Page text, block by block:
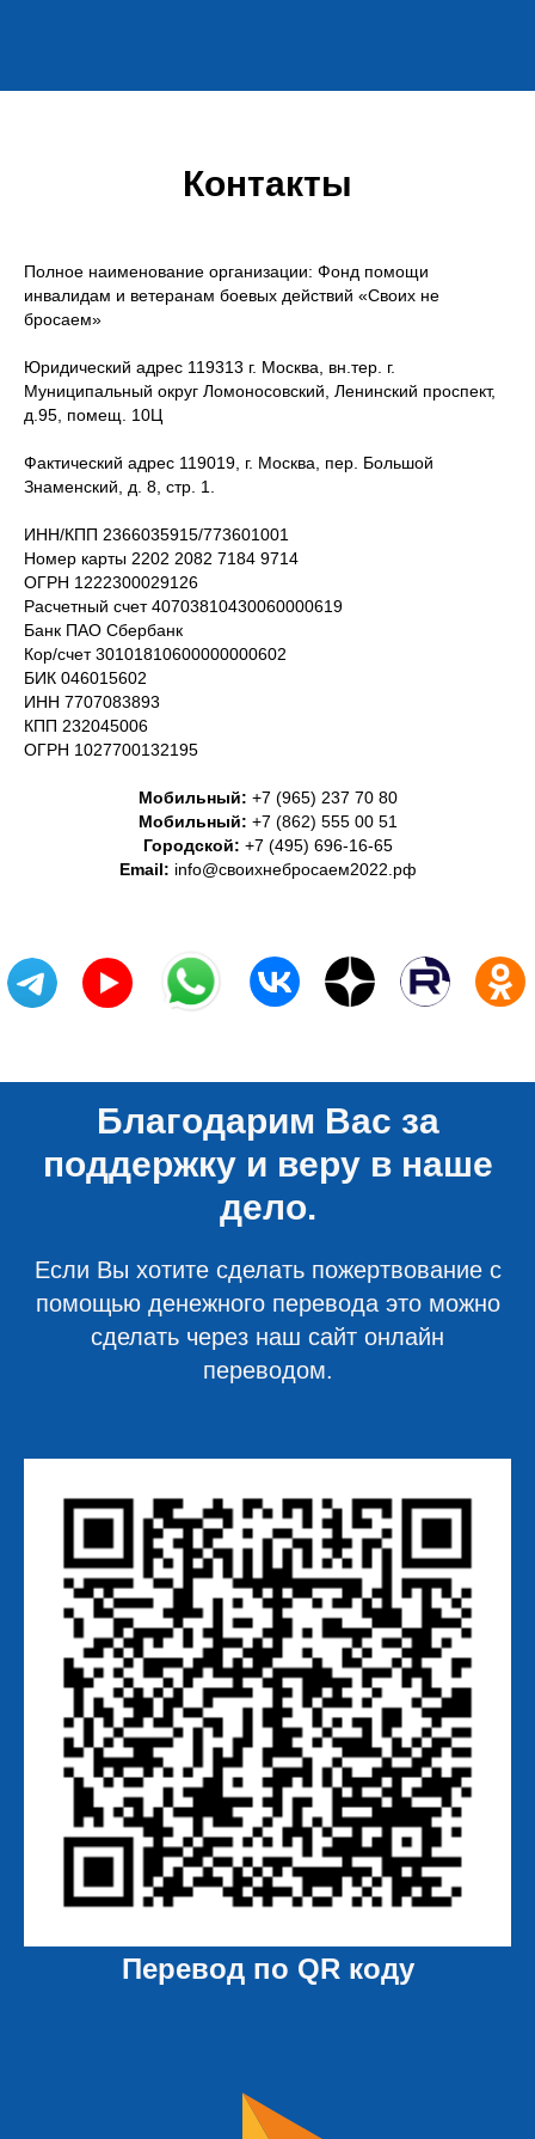
Контакты
Полное наименование организации: Фонд помощи
инвалидам и ветеранам боевых действий «Своих не
бросаем»
Юридический адрес 119313 г. Москва, вн.тер. г.
Муниципальный округ Ломоносовский, Ленинский проспект,
д.95, помещ. 10Ц
Фактический адрес 119019, г. Москва, пер. Большой
Знаменский, д. 8, стр. 1.
ИНН/КПП 2366035915/773601001
Номер карты 2202 2082 7184 9714
ОГРН 1222300029126
Расчетный счет 40703810430060000619
Банк ПАО Сбербанк
Кор/счет 30101810600000000602
БИК 046015602
ИНН 7707083893
КПП 232045006
ОГРН 1027700132195
Мобильный: +7 (965) 237 70 80
Мобильный: +7 (862) 555 00 51
Городской: +7 (495) 696-16-65
Email: info@своихнебросаем2022.рф
Благодарим Вас за
поддержку и веру в наше
дело.
Если Вы хотите сделать пожертвование с
помощью денежного перевода это можно
сделать через наш сайт онлайн
переводом.
Перевод по QR коду